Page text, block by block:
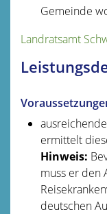
Gemeinde
Landratsamt
ermittelt
Hinweis:
muss er den
deutschen